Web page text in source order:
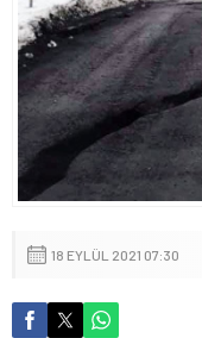
18 EYLÜL 2021 07:30